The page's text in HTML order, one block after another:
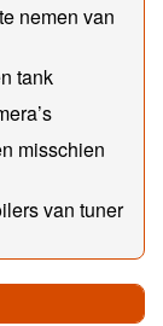
nemen van
tank
misschien
van tuner